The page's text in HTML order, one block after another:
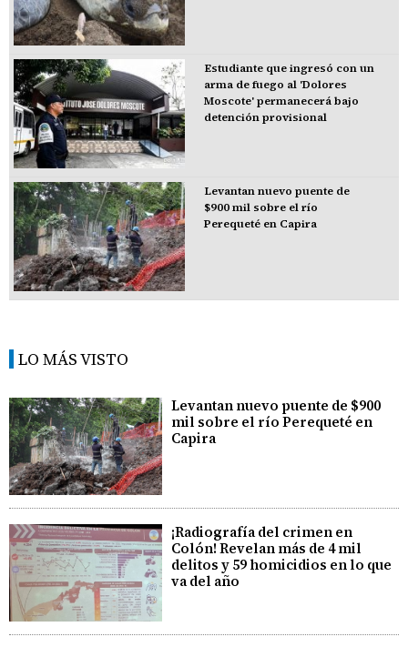
Estudiante que ingresó con un
arma de fuego al 'Dolores
Moscote' permanecerá bajo
detención provisional
Levantan nuevo puente de
$900 mil sobre el río
Perequeté en Capira
LO MÁS VISTO
Levantan nuevo puente de $900
mil sobre el río Perequeté en
Capira
¡Radiografía del crimen en
Colón! Revelan más de 4 mil
delitos y 59 homicidios en lo que
va del año